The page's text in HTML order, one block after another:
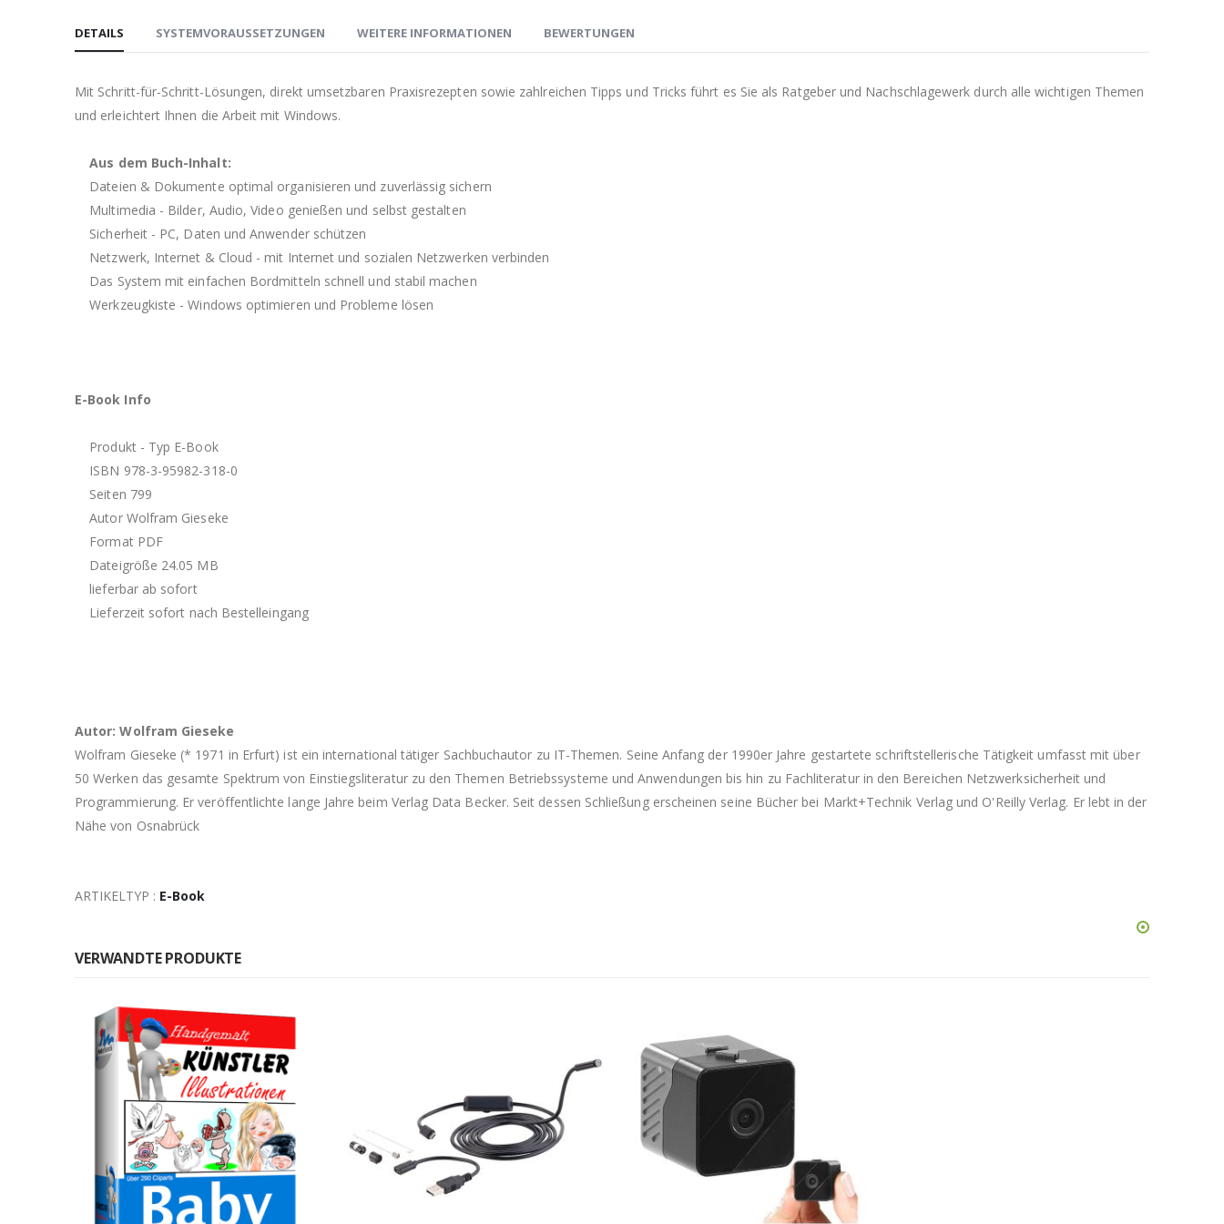
der
springen
DETAILS
Mit Schritt-für-Schritt-Lösungen, direkt umsetzbaren Praxisrezepten sowie zahlreichen Tipps und Tricks führt es Sie als Ratgeber und Nachschlagewerk durch alle wichtigen Themen
und erleichtert Ihnen die Arbeit mit Windows.
Aus dem Buch-Inhalt:
Dateien & Dokumente optimal organisieren und zuverlässig sichern
Multimedia - Bilder, Audio, Video genießen und selbst gestalten
Sicherheit - PC, Daten und Anwender schützen
Netzwerk, Internet & Cloud - mit Internet und sozialen Netzwerken verbinden
Das System mit einfachen Bordmitteln schnell und stabil machen
Werkzeugkiste - Windows optimieren und Probleme lösen
E-Book Info
Produkt - Typ E-Book
ISBN 978-3-95982-318-0
Seiten 799
Autor Wolfram Gieseke
Format PDF
Dateigröße 24.05 MB
lieferbar ab sofort
Lieferzeit sofort nach Bestelleingang
Autor: Wolfram Gieseke
Wolfram Gieseke (* 1971 in Erfurt) ist ein international tätiger Sachbuchautor zu IT-Themen. Seine Anfang der 1990er Jahre gestartete schriftstellerische Tätigkeit umfasst mit über
50 Werken das gesamte Spektrum von Einstiegsliteratur zu den Themen Betriebssysteme und Anwendungen bis hin zu Fachliteratur in den Bereichen Netzwerksicherheit und
Programmierung. Er veröffentlichte lange Jahre beim Verlag Data Becker. Seit dessen Schließung erscheinen seine Bücher bei Markt+Technik Verlag und O'Reilly Verlag. Er lebt in der
Nähe von Osnabrück
ARTIKELTYP : E-Book
SYSTEMVORAUSSETZUNGEN WEITERE INFORMATIONEN BEWERTUNGEN
VERWANDTE PRODUKTE